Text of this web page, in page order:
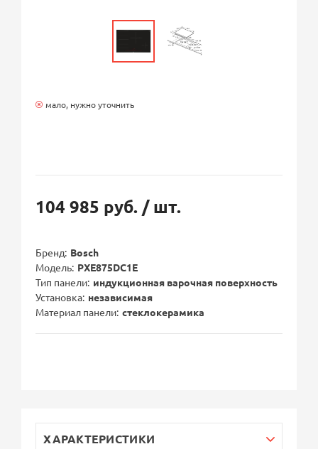
мало, нужно уточнить
104 985 руб. / шт.
Бренд Bosch
Модель PXE875DC1E
Тип панели индукционная варочная поверхность
Установка независимая
Материал панели стеклокерамика
ХАРАКТЕРИСТИКИ